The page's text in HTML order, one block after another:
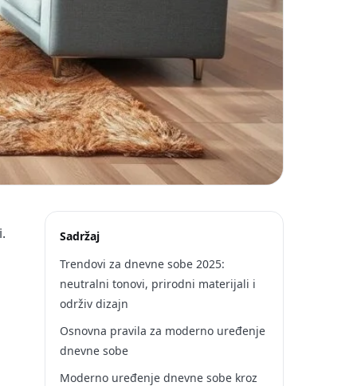
Sadržaj
Trendovi za dnevne sobe 2025:
neutralni tonovi, prirodni materijali i
održiv dizajn
Osnovna pravila za moderno uređenje
dnevne sobe
Moderno uređenje dnevne sobe kroz